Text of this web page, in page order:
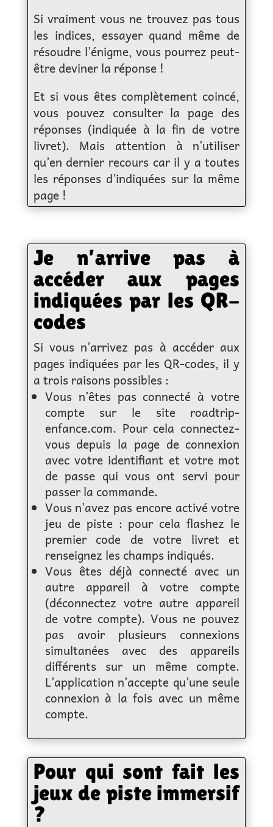
Si vraiment vous ne trouvez pas tous
les indices, essayer quand même de
résoudre l’énigme, vous pourrez peut-
être deviner la réponse !
Et si vous êtes complètement coincé,
vous pouvez consulter la page des
réponses (indiquée à la fin de votre
livret). Mais attention à n’utiliser
qu’en dernier recours car il y a toutes
les réponses d’indiquées sur la même
page !
Je n’arrive pas à
accéder aux pages
indiquées par les QR-
codes
Si vous n’arrivez pas à accéder aux
pages indiquées par les QR-codes, il y
a trois raisons possibles :
Vous n’êtes pas connecté à votre
compte sur le site roadtrip-
enfance.com. Pour cela connectez-
vous depuis la page de connexion
avec votre identifiant et votre mot
de passe qui vous ont servi pour
passer la commande.
Vous n’avez pas encore activé votre
jeu de piste : pour cela flashez le
premier code de votre livret et
renseignez les champs indiqués.
Vous êtes déjà connecté avec un
autre appareil à votre compte
(déconnectez votre autre appareil
de votre compte). Vous ne pouvez
pas avoir plusieurs connexions
simultanées avec des appareils
différents sur un même compte.
L’application n’accepte qu’une seule
connexion à la fois avec un même
compte.
Pour qui sont fait les
jeux de piste immersif
?